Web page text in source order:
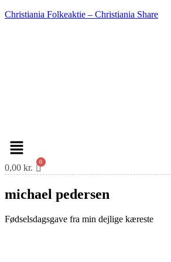
Christiania Folkeaktie – Christiania Share
Menu
0,00 kr.
michael pedersen
Fødselsdagsgave fra min dejlige kæreste